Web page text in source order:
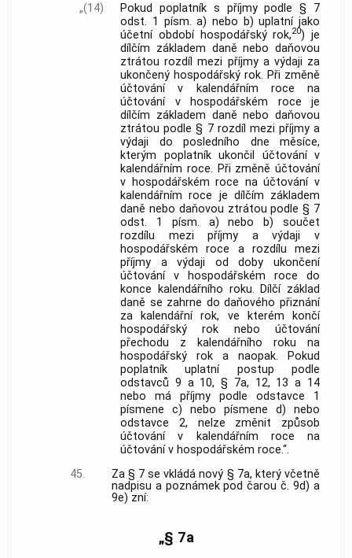
„(14)
Pokud poplatník s příjmy podle § 7
odst. 1 písm. a) nebo b) uplatní jako
účetní období hospodářský rok,20) je
dílčím základem daně nebo daňovou
ztrátou rozdíl mezi příjmy a výdaji za
ukončený hospodářský rok. Při změně
účtování v kalendářním roce na
účtování v hospodářském roce je
dílčím základem daně nebo daňovou
ztrátou podle § 7 rozdíl mezi příjmy a
výdaji do posledního dne měsíce,
kterým poplatník ukončil účtování v
kalendářním roce. Při změně účtování
v hospodářském roce na účtování v
kalendářním roce je dílčím základem
daně nebo daňovou ztrátou podle § 7
odst. 1 písm. a) nebo b) součet
rozdílu mezi příjmy a výdaji v
hospodářském roce a rozdílu mezi
příjmy a výdaji od doby ukončení
účtování v hospodářském roce do
konce kalendářního roku. Dílčí základ
daně se zahrne do daňového přiznání
za kalendářní rok, ve kterém končí
hospodářský rok nebo účtování
přechodu z kalendářního roku na
hospodářský rok a naopak. Pokud
poplatník uplatní postup podle
odstavců 9 a 10, § 7a, 12, 13 a 14
nebo má příjmy podle odstavce 1
písmene c) nebo písmene d) nebo
odstavce 2, nelze změnit způsob
účtování v kalendářním roce na
účtování v hospodářském roce.“.
45.
Za § 7 se vkládá nový § 7a, který včetně
nadpisu a poznámek pod čarou č. 9d) a
9e) zní:
„§ 7a